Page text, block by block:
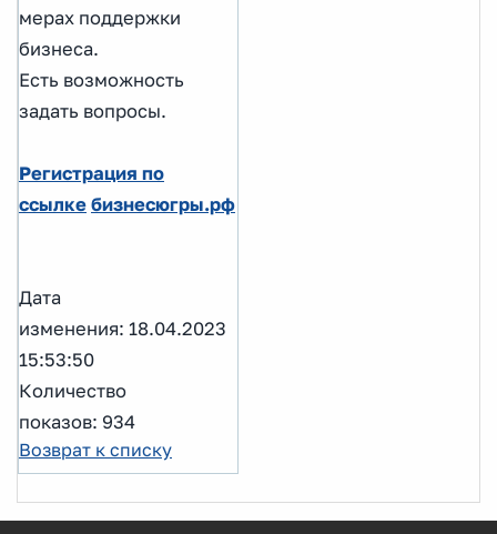
мерах поддержки
бизнеса.
Есть возможность
задать вопросы.
Регистрация по
ссылке бизнесюгры.рф
Дата
изменения: 18.04.2023
15:53:50
Количество
показов: 934
Возврат к списку